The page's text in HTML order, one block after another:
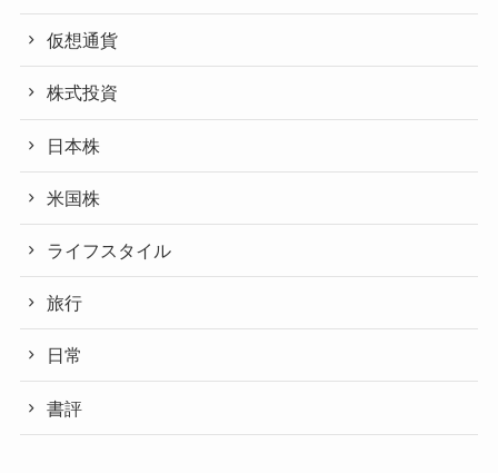
仮想通貨
株式投資
日本株
米国株
ライフスタイル
旅行
日常
書評